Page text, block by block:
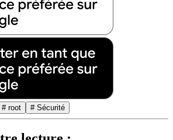
# root # Sécurité